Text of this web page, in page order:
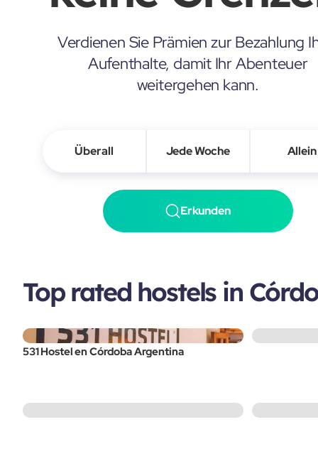
Verdienen Sie Prämien zur Bezahlung
Aufenthalte, damit Ihr Abenteuer
weitergehen kann.
Überall Jede Woche Allein
Erkunden
Top rated hostels in
531 Hostel en Córdoba Argentina